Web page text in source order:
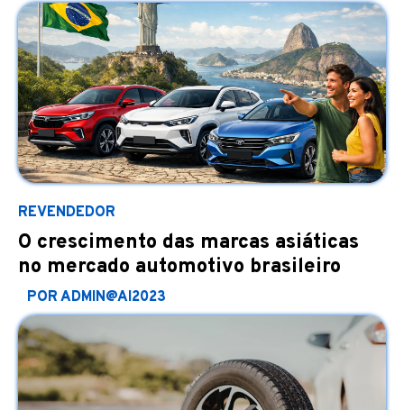
REVENDEDOR
O crescimento das marcas asiáticas
no mercado automotivo brasileiro
POR ADMIN@AI2023